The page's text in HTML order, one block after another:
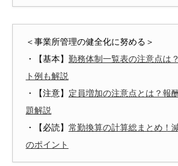
＜事業所管理の健全化に努める＞
・【基本】 勤務体制一覧表の注意点は
ト例も解説
・【注意】 定員増加の注意点とは？報
題解説
・【必読】 常勤換算の計算総まとめ！
のポイント